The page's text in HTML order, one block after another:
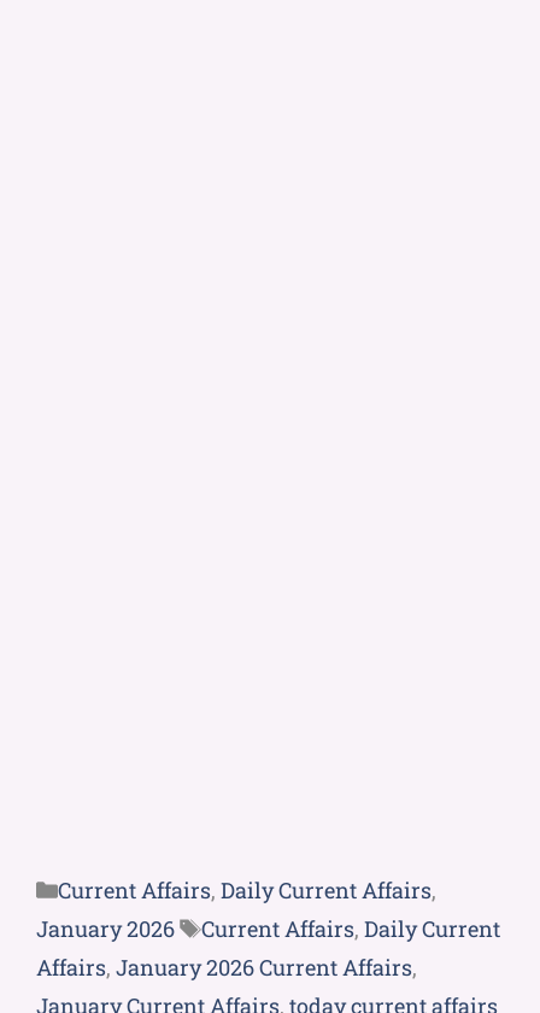
Current Affairs, Daily Current Affairs,
January 2026
Current Affairs, Daily Current
Affairs, January 2026 Current Affairs,
January Current Affairs, today current affairs